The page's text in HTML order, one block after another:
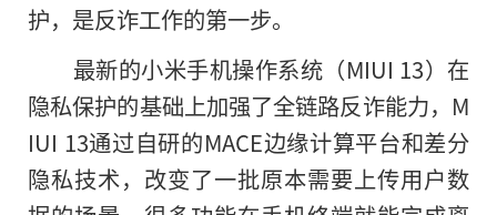
护，是反诈工作的第一步。
最新的小米手机操作系统（MIUI 13）在
隐私保护的基础上加强了全链路反诈能力，M
IUI 13通过自研的MACE边缘计算平台和差分
隐私技术，改变了一批原本需要上传用户数